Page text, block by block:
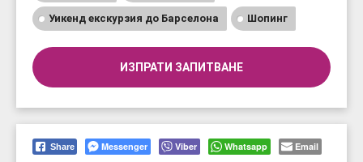
Уикенд екскурзия до Барселона Шопинг
ИЗПРАТИ ЗАПИТВАНЕ
Share Messenger Viber Whatsapp Email